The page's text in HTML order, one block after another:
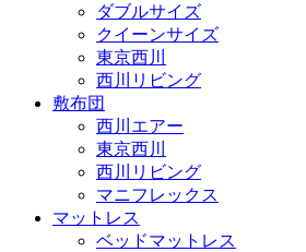
ダブルサイズ
クイーンサイズ
東京西川
西川リビング
敷布団
西川エアー
東京西川
西川リビング
マニフレックス
マットレス
ベッドマットレス